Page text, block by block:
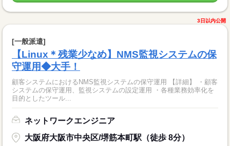
3日以内公開
[一般派遣]
【Linux＊残業少なめ】NMS監視システムの保
守運用◆大手！
顧客システムにおけるNMS監視システムの保守運用 【詳細】 ・顧客
システムの保守運用、監視システムの設定運用 ・各種業務効率化を
目的としたツール...
ネットワークエンジニア
大阪府大阪市中央区/堺筋本町駅（徒歩 8分）